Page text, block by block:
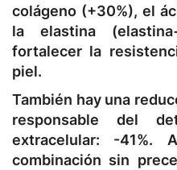
colágeno (+30%), el
la elastina
fortalecer la
piel.
También hay una
responsable del
extracelular: -41%.
combinación sin